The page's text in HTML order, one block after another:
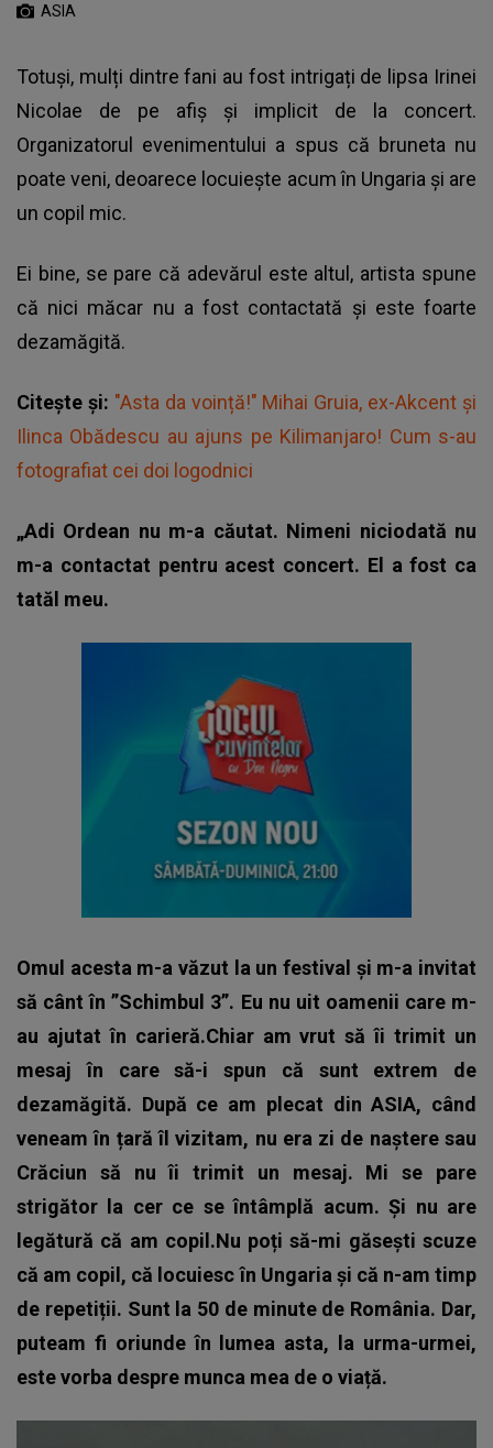
ASIA
Totuși, mulți dintre fani au fost intrigați de lipsa Irinei
Nicolae de pe afiș și implicit de la concert.
Organizatorul evenimentului a spus că bruneta nu
poate veni, deoarece locuiește acum în Ungaria și are
un copil mic.
Ei bine, se pare că adevărul este altul, artista spune
că nici măcar nu a fost contactată și este foarte
dezamăgită.
Citește și: "Asta da voință!" Mihai Gruia, ex-Akcent și
Ilinca Obădescu au ajuns pe Kilimanjaro! Cum s-au
fotografiat cei doi logodnici
„Adi Ordean nu m-a căutat. Nimeni niciodată nu
m-a contactat pentru acest concert. El a fost ca
tatăl meu.
Omul acesta m-a văzut la un festival și m-a invitat
să cânt în ”Schimbul 3”. Eu nu uit oamenii care m-
au ajutat în carieră.Chiar am vrut să îi trimit un
mesaj în care să-i spun că sunt extrem de
dezamăgită. După ce am plecat din ASIA, când
veneam în țară îl vizitam, nu era zi de naștere sau
Crăciun să nu îi trimit un mesaj. Mi se pare
strigător la cer ce se întâmplă acum. Și nu are
legătură că am copil.Nu poți să-mi găsești scuze
că am copil, că locuiesc în Ungaria și că n-am timp
de repetiții. Sunt la 50 de minute de România. Dar,
puteam fi oriunde în lumea asta, la urma-urmei,
este vorba despre munca mea de o viață.